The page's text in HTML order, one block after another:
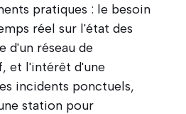
pratiques : le besoin
réel sur l'état des
d'un réseau de
et l'intérêt d'une
incidents ponctuels,
station pour